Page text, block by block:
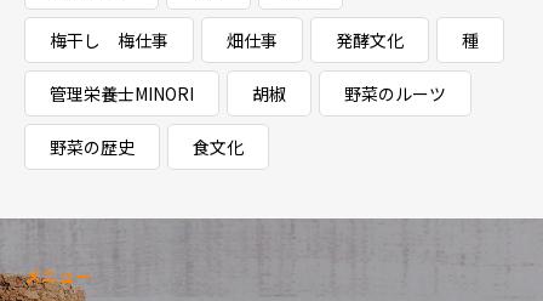
梅干し 梅仕事 畑仕事 発酵文化 種
管理栄養士MINORI 胡椒 野菜のルーツ
野菜の歴史 食文化
メニュー